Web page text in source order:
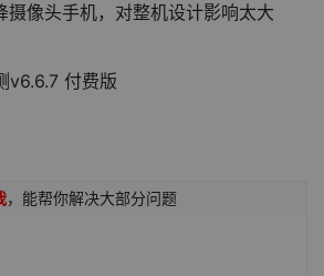
摄像头手机，对整机设计影响太大
v6.6.7 付费版
，能帮你解决大部分问题